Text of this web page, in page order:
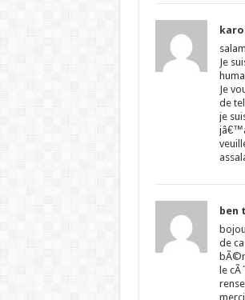
Je
Je
de
je
ben
de
le